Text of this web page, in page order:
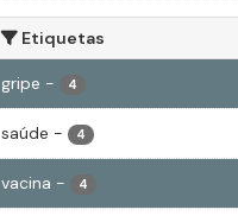
Etiquetas
gripe - 4
saúde - 4
vacina - 4